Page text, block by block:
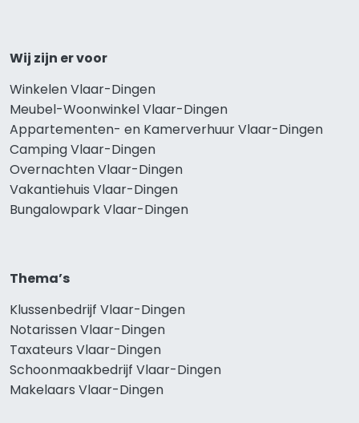
Wij zijn er voor
Winkelen Vlaar-Dingen
Meubel-Woonwinkel Vlaar-Dingen
Appartementen- en Kamerverhuur Vlaar-Dingen
Camping Vlaar-Dingen
Overnachten Vlaar-Dingen
Vakantiehuis Vlaar-Dingen
Bungalowpark Vlaar-Dingen
Thema’s
Klussenbedrijf Vlaar-Dingen
Notarissen Vlaar-Dingen
Taxateurs Vlaar-Dingen
Schoonmaakbedrijf Vlaar-Dingen
Makelaars Vlaar-Dingen